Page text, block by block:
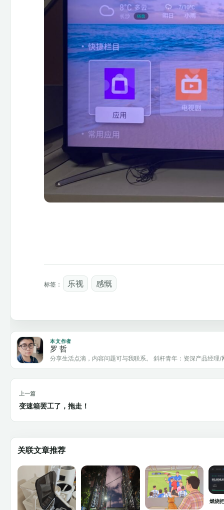
标签： 乐视 感慨
本文作者
罗 哲
分享生活点滴，内容问题可与我联系。 斜杆青年：资深产品经
上一篇
变速箱罢工了，拖走！
关联文章推荐
燃烧